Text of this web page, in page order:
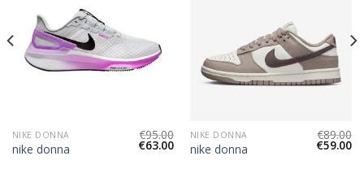
NIKE DONNA
nike donna
€95.00
€63.00
NIKE DONNA
nike donna
€89.00
€59.00